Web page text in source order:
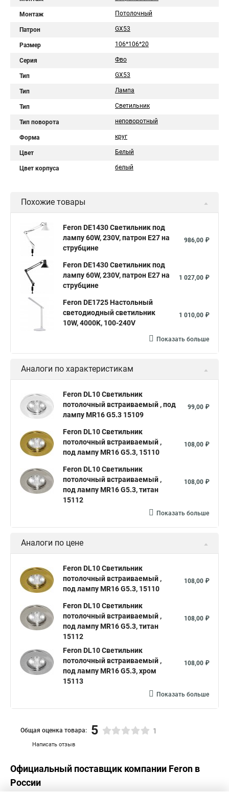
Монтаж Потолочный
Патрон GX53
Размер 106*106*20
Серия Фво
Тип GX53
Тип Лампа
Тип Светильник
Тип поворота неповоротный
Форма круг
Цвет Белый
Цвет корпуса белый
Похожие товары
Feron DE1430 Светильник под
лампу 60W, 230V, патрон E27 на
струбцине
986,00 ₽
Feron DE1430 Светильник под
лампу 60W, 230V, патрон E27 на
струбцине
1 027,00 ₽
Feron DE1725 Настольный
светодиодный светильник
10W, 4000K, 100-240V
1 010,00 ₽
Показать больше
Аналоги по характеристикам
Feron DL10 Светильник
потолочный встраиваемый , под
лампу MR16 G5.3 15109
99,00 ₽
Feron DL10 Светильник
потолочный встраиваемый ,
под лампу MR16 G5.3, 15110
108,00 ₽
Feron DL10 Светильник
потолочный встраиваемый ,
под лампу MR16 G5.3, титан
15112
108,00 ₽
Показать больше
Аналоги по цене
Feron DL10 Светильник
потолочный встраиваемый ,
под лампу MR16 G5.3, 15110
108,00 ₽
Feron DL10 Светильник
потолочный встраиваемый ,
под лампу MR16 G5.3, титан
15112
108,00 ₽
Feron DL10 Светильник
потолочный встраиваемый ,
под лампу MR16 G5.3, хром
15113
108,00 ₽
Показать больше
Написать отзыв
Общая оценка товара: 5 1
Официальный поставщик компании Feron в
России